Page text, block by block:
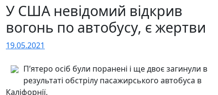
У США невідомий відкрив
вогонь по автобусу, є жертви
19.05.2021
П’ятеро осіб були поранені і ще двоє загинули в
результаті обстрілу пасажирського автобуса в
Каліфорнії.